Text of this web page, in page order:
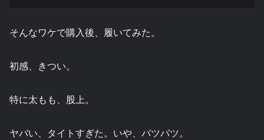
そんなワケで購入後、履いてみた。
初感、きつい。
特に太もも、股上。
ヤバい、タイトすぎた。いや、パツパツ。